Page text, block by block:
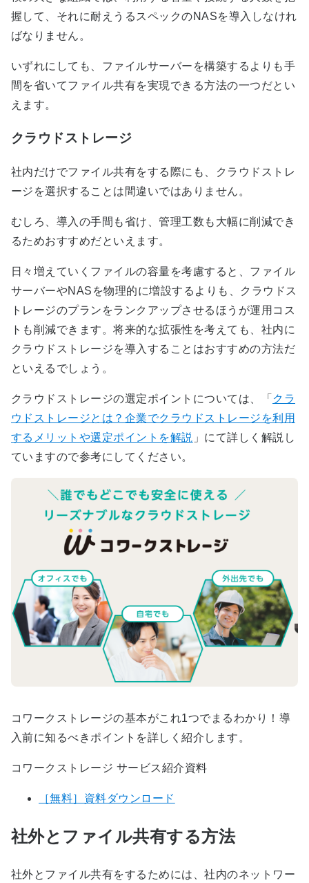
握して、それに耐えうるスペックのNASを導入しなけれ
ばなりません。
いずれにしても、ファイルサーバーを構築するよりも手
間を省いてファイル共有を実現できる方法の一つだとい
えます。
クラウドストレージ
社内だけでファイル共有をする際にも、クラウドストレ
ージを選択することは間違いではありません。
むしろ、導入の手間も省け、管理工数も大幅に削減でき
るためおすすめだといえます。
日々増えていくファイルの容量を考慮すると、ファイル
サーバーやNASを物理的に増設するよりも、クラウドス
トレージのプランをランクアップさせるほうが運用コス
トも削減できます。将来的な拡張性を考えても、社内に
クラウドストレージを導入することはおすすめの方法だ
といえるでしょう。
クラウドストレージの選定ポイントについては、「 クラ
ウドストレージとは？企業でクラウドストレージを利用
するメリットや選定ポイントを解説 」にて詳しく解説し
ていますので参考にしてください。
コワークストレージの基本がこれ1つでまるわかり！導
入前に知るべきポイントを詳しく紹介します。
コワークストレージ サービス紹介資料
［無料］資料ダウンロード
社外とファイル共有する方法
社外とファイル共有をするためには、社内のネットワー